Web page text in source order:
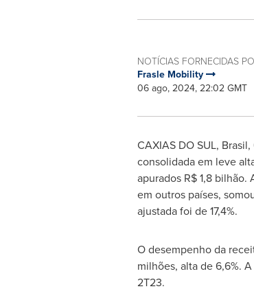
NOTÍCIAS FORNECIDAS
Frasle Mobility
06 ago, 2024, 22:02 GMT
CAXIAS DO SUL, Brasil,
consolidada em leve
apurados R$ 1,8bilhão.
em outros países,
ajustada foi de 17,4%.
O desempenho da
milhões, alta de 6,6%.
2T23.